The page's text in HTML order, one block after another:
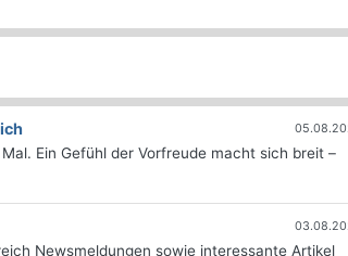
Ein Gefühl der Vorfreude macht sich breit –
Newsmeldungen sowie interessante Artikel